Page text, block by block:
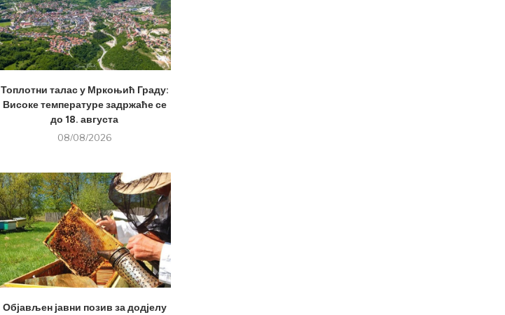
Топлотни талас у Мркоњић Граду:
Високе температуре задржаће се
до 18. августа
08/08/2026
Објављен јавни позив за додјелу